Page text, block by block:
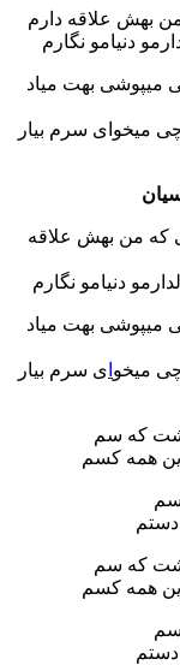
دارم
نگارم
میاد
سرم بیار
علاقه
نگارم
میاد
ی سرم بیار